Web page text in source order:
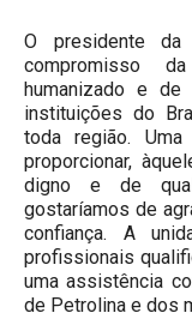
O presidente da
compromisso
humanizado e de
instituições do
toda região.
proporcionar,
digno e de
gostaríamos de
confiança. A
profissionais
uma assistência
de Petrolina e dos